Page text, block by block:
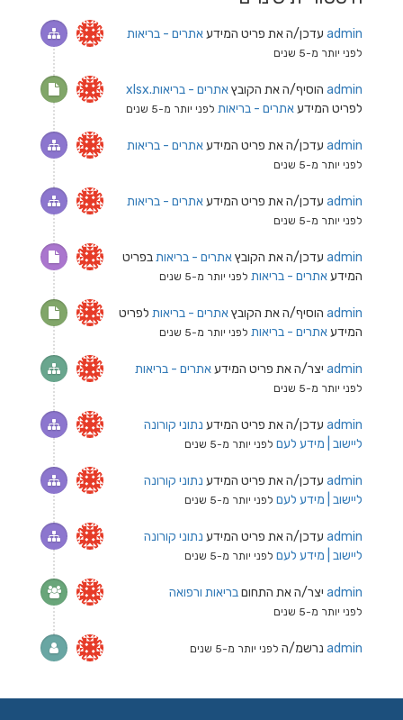
admin עדכן/ה את פריט המידעאתרים - בריאות
לפני יותר מ-5 שנים
admin הוסיף/ה את הקובץאתרים - בריאות.xlsx
לפריט המידעאתרים - בריאות לפני יותר מ-5 שנים
admin עדכן/ה את פריט המידעאתרים - בריאות
לפני יותר מ-5 שנים
admin עדכן/ה את פריט המידעאתרים - בריאות
לפני יותר מ-5 שנים
admin עדכן/ה את הקובץאתרים - בריאותבפריט
המידעאתרים - בריאות לפני יותר מ-5 שנים
admin הוסיף/ה את הקובץאתרים - בריאות לפריט
המידעאתרים - בריאות לפני יותר מ-5 שנים
admin יצר/ה את פריט המידעאתרים - בריאות
לפני יותר מ-5 שנים
admin עדכן/ה את פריט המידע נתוני קורונה
ליישוב | מידע לעם לפני יותר מ-5 שנים
admin עדכן/ה את פריט המידע נתוני קורונה
ליישוב | מידע לעם לפני יותר מ-5 שנים
admin עדכן/ה את פריט המידע נתוני קורונה
ליישוב | מידע לעם לפני יותר מ-5 שנים
admin יצר/ה את התחוםבריאות ורפואה
לפני יותר מ-5 שנים
admin נרשמ/ה לפני יותר מ-5 שנים